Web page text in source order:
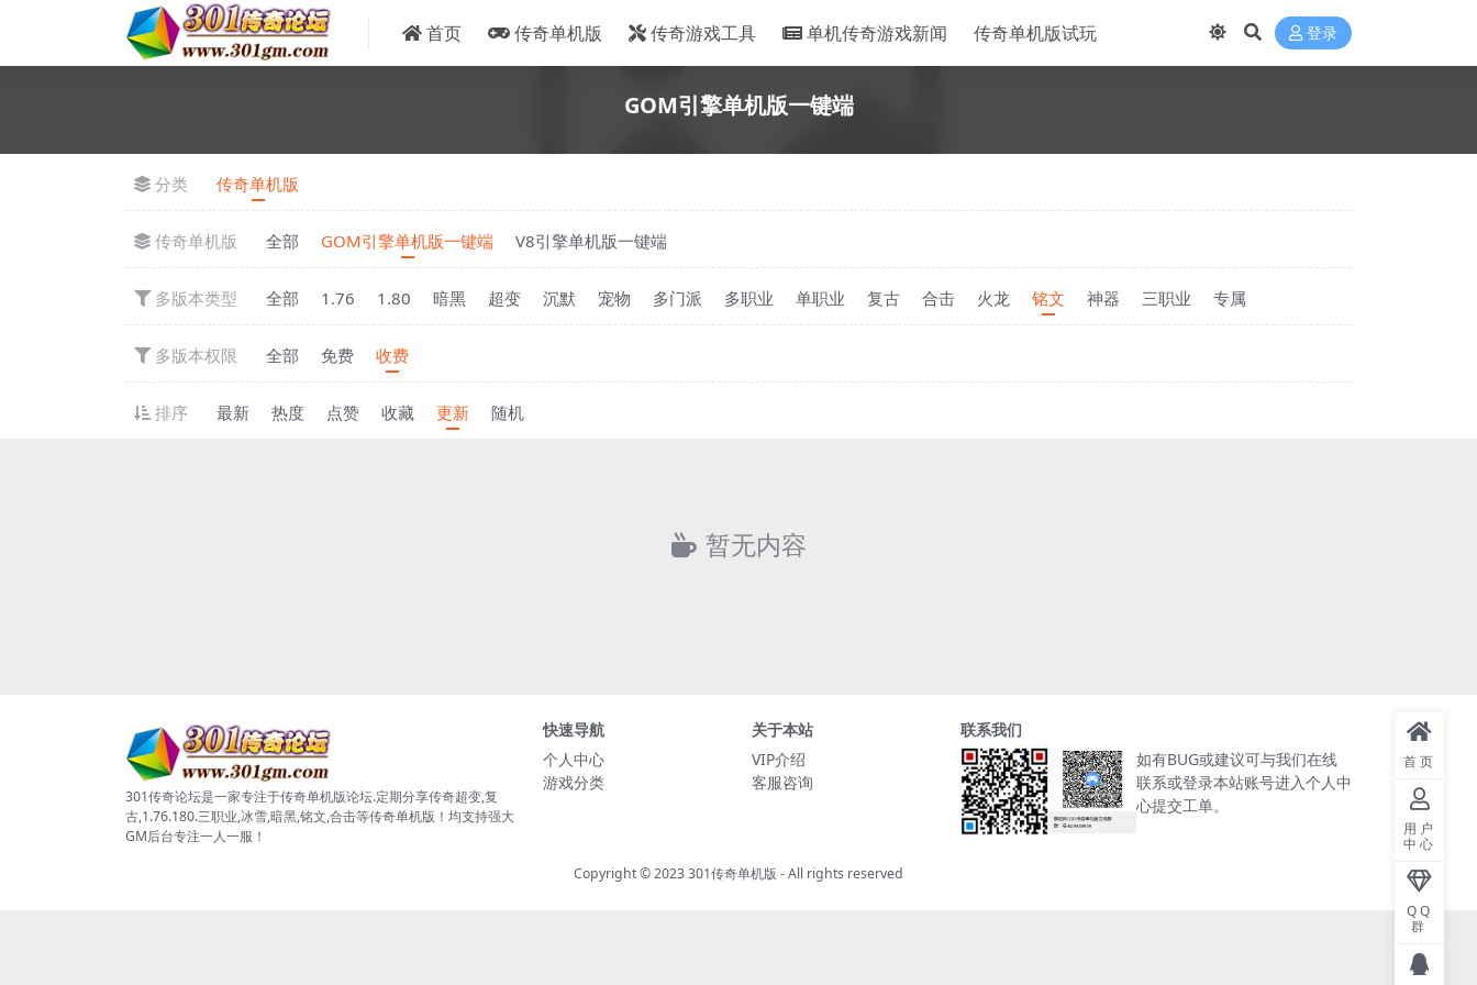
首页 传奇单机版 传奇游戏工具 单机传奇游戏新闻 传奇单机版试玩 登录
GOM引擎单机版一键端
分类 传奇单机版
传奇单机版 全部 GOM引擎单机版一键端 V8引擎单机版一键端
多版本类型 全部 1.76 1.80 暗黑 超变 沉默 宠物 多门派 多职业 单职业 复古 合击 火龙 铭文 神器 三职业 专属
多版本权限 全部 免费 收费
排序 最新 热度 点赞 收藏 更新 随机
暂无内容
301传奇论坛是一家专注于传奇单机版论坛.定期分享传奇超变,复
古,1.76.180.三职业,冰雪,暗黑,铭文,合击等传奇单机版！均支持强大
GM后台专注一人一服！
快速导航
个人中心
游戏分类
关于本站
VIP介绍
客服咨询
联系我们
如有BUG或建议可与我们在线
联系或登录本站账号进入个人中
心提交工单。
Copyright © 2023301传奇单机版 - All rights reserved
首页
用户
中心
QQ
群